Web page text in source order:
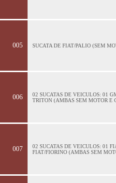
005 SUCATA DE FIAT/PALIO (SEM
006
02 SUCATAS DE VEICULOS: 01
TRITON (AMBAS SEM MOTOR E
007
02 SUCATAS DE VEICULOS: 01
FIAT/FIORINO (AMBAS SEM